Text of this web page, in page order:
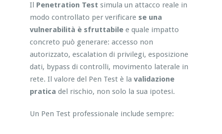
Il Penetration Test simula un attacco reale in
modo controllato per verificare se una
vulnerabilità è sfruttabilee quale impatto
concreto può generare: accesso non
autorizzato, escalation di privilegi, esposizione
dati, bypass di controlli, movimento laterale in
rete. Il valore del Pen Test è la validazione
pratica del rischio, non solo la sua ipotesi.
Un Pen Test professionale include sempre: